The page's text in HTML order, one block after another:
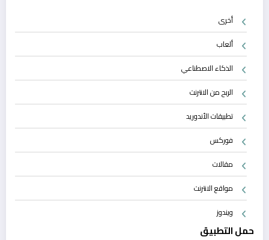
أخرى
ألعاب
الذكاء الاصطناعي
الربح من الانترنت
تطبيقات الأندوريد
فوركس
مقالات
مواقع الانترنت
ويندوز
حمل التطبيق